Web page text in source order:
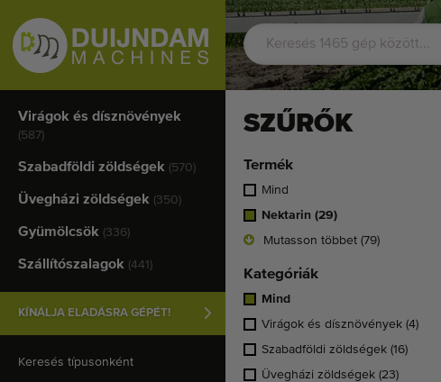
Virágok és dísznövények
(587)
Szabadföldi zöldségek (570)
Üvegházi zöldségek (350)
Gyümölcsök (336)
Szállítószalagok (441)
KÍNÁLJA ELADÁSRA GÉPÉT!
Keresés típusonként
SZŰRŐK
Termék
Mind
Nektarin (29)
Mutasson többet (79)
Kategóriák
Mind
Virágok és dísznövények (4)
Szabadföldi zöldségek (16)
Üvegházi zöldségek (23)